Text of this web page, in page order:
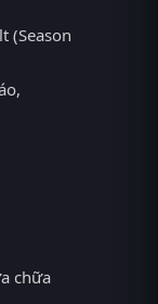
(Season
chữa